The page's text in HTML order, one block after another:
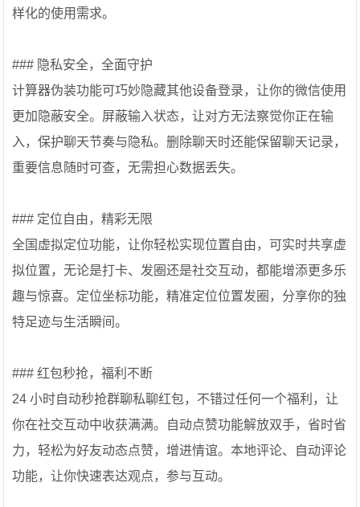
样化的使用需求。
### 隐私安全，全面守护
计算器伪装功能可巧妙隐藏其他设备登录，让你的微信使用
更加隐蔽安全。屏蔽输入状态，让对方无法察觉你正在输
入，保护聊天节奏与隐私。删除聊天时还能保留聊天记录，
重要信息随时可查，无需担心数据丢失。
### 定位自由，精彩无限
全国虚拟定位功能，让你轻松实现位置自由，可实时共享虚
拟位置，无论是打卡、发圈还是社交互动，都能增添更多乐
趣与惊喜。定位坐标功能，精准定位位置发圈，分享你的独
特足迹与生活瞬间。
### 红包秒抢，福利不断
24 小时自动秒抢群聊私聊红包，不错过任何一个福利，让
你在社交互动中收获满满。自动点赞功能解放双手，省时省
力，轻松为好友动态点赞，增进情谊。本地评论、自动评论
功能，让你快速表达观点，参与互动。